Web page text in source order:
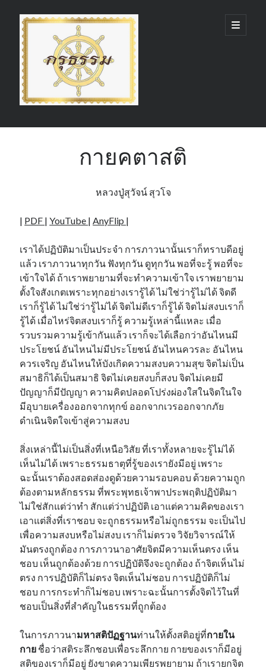
กรุ
ธรรม
(GruDhamma.com)
open
primary
Sidebar
กายคตาสติ
หลวงปู่สุวัจน์ สุวโจ
| PDF |YouTube |AnyFlip |
เราได้ปฏิบัติมาเป็นประจำ การภาวนานั้นเราก็ทราบดีอยู่
แล้ว เราภาวนาทุกวัน ฟังทุกวัน ดูทุกวัน พอที่จะรู้ พอที่จะ
เข้าใจได้ ถ้าเราพยายามที่จะทำความเข้าใจ เราพยายาม
ตั้งใจสังเกตเพราะทุกอย่างเรารู้ได้ ไม่ใช่ว่ารู้ไม่ได้ จิตดี
เราก็รู้ได้ ไม่ใช่ว่ารู้ไม่ได้ จิตไม่ดีเราก็รู้ได้ จิตไม่สงบเราก็
รู้ได้ เมื่อไหร่จิตสงบเราก็รู้ ความรู้เหล่านี้แหละ เมื่อ
รวบรวมความรู้เข้ากันแล้ว เราก็จะได้เลือกว่าอันไหนมี
ประโยชน์ อันไหนไม่มีประโยชน์ อันไหนควรละ อันไหน
ควรเจริญ อันไหนให้บังเกิดความสงบความสุข จิตไม่เป็น
สมาธิก็ได้เป็นสมาธิ จิตไม่เคยสงบก็สงบ จิตไม่เคยมี
ปัญญาก็มีปัญญา ความคิดปลอดโปร่งผ่องใสในจิตในใจ
มีอุบายเครื่องออกจากทุกข์ ออกจากเวรออกจากภัย
ดำเนินจิตใจเข้าสู่ความสงบ
สิ่งเหล่านี้ไม่เป็นสิ่งที่เหนือวิสัย ที่เราทั้งหลายจะรู้ไม่ได้
เห็นไม่ได้ เพราะธรรมธาตุที่รู้ของเรายังมีอยู่ เพราะ
ฉะนั้นเราต้องสอดส่องดูด้วยความรอบคอบ ด้วยความถูก
ต้องตามหลักธรรม ที่พระพุทธเจ้าพาประพฤติปฏิบัติมา
ไม่ใช่สักแต่ว่าทำ สักแต่ว่าปฏิบัติ เอาแต่ความคิดของเรา
เอาแต่สิ่งที่เราชอบ จะถูกธรรมหรือไม่ถูกธรรม จะเป็นไป
เพื่อความสงบหรือไม่สงบ เราก็ไม่ตรวจ วิจัยวิจารณ์ให้
มันตรงถูกต้อง การภาวนาอาศัยจิตมีความเห็นตรง เห็น
ชอบ เห็นถูกต้องด้วย การปฏิบัติจึงจะถูกต้อง ถ้าจิตเห็นไม่
ตรง การปฏิบัติก็ไม่ตรง จิตเห็นไม่ชอบ การปฏิบัติก็ไม่
ชอบ การกระทำก็ไม่ชอบ เพราะฉะนั้นการตั้งจิตไว้ในที่
ชอบเป็นสิ่งที่สำคัญในธรรมที่ถูกต้อง
ในการภาวนามหาสติปัฏฐานท่านให้ตั้งสติอยู่ที่กายใน
กาย ชื่อว่าสติระลึกชอบเพื่อระลึกกาย กายของเราก็มีอยู่
สติของเราก็มีอยู่ ยังขาดความเพียรพยายาม ถ้าเรายกจิต